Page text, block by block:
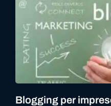
Blogging per